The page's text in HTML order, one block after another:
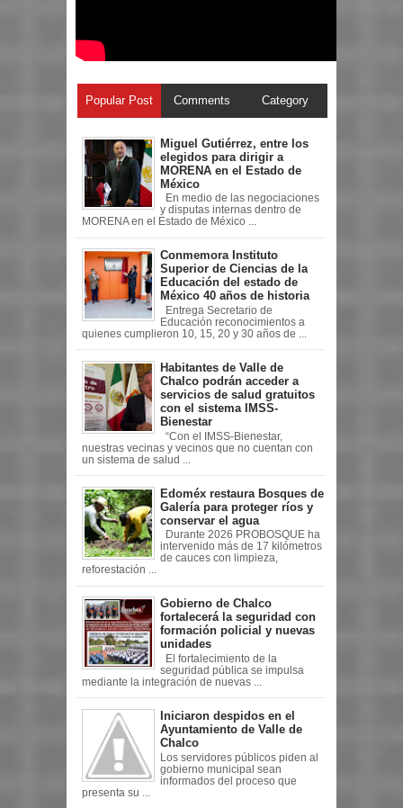
Popular Post Comments Category
Miguel Gutiérrez, entre los
elegidos para dirigir a
MORENA en el Estado de
México
En medio de las negociaciones
y disputas internas dentro de
MORENA en el Estado de México ...
Conmemora Instituto
Superior de Ciencias de la
Educación del estado de
México 40 años de historia
Entrega Secretario de
Educación reconocimientos a
quienes cumplieron 10, 15, 20 y 30 años de ...
Habitantes de Valle de
Chalco podrán acceder a
servicios de salud gratuitos
con el sistema IMSS-
Bienestar
“Con el IMSS-Bienestar,
nuestras vecinas y vecinos que no cuentan con
un sistema de salud ...
Edoméx restaura Bosques de
Galería para proteger ríos y
conservar el agua
Durante 2026 PROBOSQUE ha
intervenido más de 17 kilómetros
de cauces con limpieza,
reforestación ...
Gobierno de Chalco
fortalecerá la seguridad con
formación policial y nuevas
unidades
El fortalecimiento de la
seguridad pública se impulsa
mediante la integración de nuevas ...
Iniciaron despidos en el
Ayuntamiento de Valle de
Chalco
Los servidores públicos piden al
gobierno municipal sean
informados del proceso que
presenta su ...